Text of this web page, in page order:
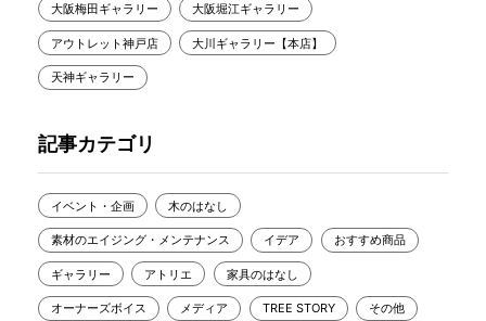
大阪梅田ギャラリー 大阪堀江ギャラリー
アウトレット神戸店 大川ギャラリー【本店】
天神ギャラリー
記事カテゴリ
イベント・企画 木のはなし
素材のエイジング・メンテナンス イデア おすすめ商品
ギャラリー アトリエ 家具のはなし
オーナーズボイス メディア TREE STORY その他